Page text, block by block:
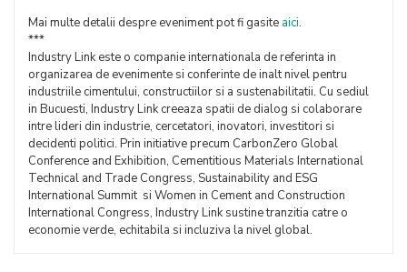
Mai multe detalii despre eveniment pot fi gasite aici.
***
Industry Link este o companie internationala de referinta in
organizarea de evenimente si conferinte de inalt nivel pentru
industriile cimentului, constructiilor si a sustenabilitatii. Cu sediul
in Bucuesti, Industry Link creeaza spatii de dialog si colaborare
intre lideri din industrie, cercetatori, inovatori, investitori si
decidenti politici. Prin initiative precum CarbonZero Global
Conference and Exhibition, Cementitious Materials International
Technical and Trade Congress, Sustainability and ESG
International Summit si Women in Cement and Construction
International Congress, Industry Link sustine tranzitia catre o
economie verde, echitabila si incluziva la nivel global.